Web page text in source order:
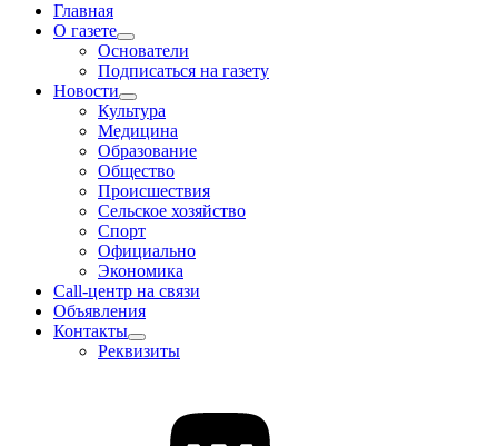
Главная
О газете
Основатели
Подписаться на газету
Новости
Культура
Медицина
Образование
Общество
Происшествия
Сельское хозяйство
Спорт
Официально
Экономика
Call-центр на связи
Объявления
Контакты
Реквизиты